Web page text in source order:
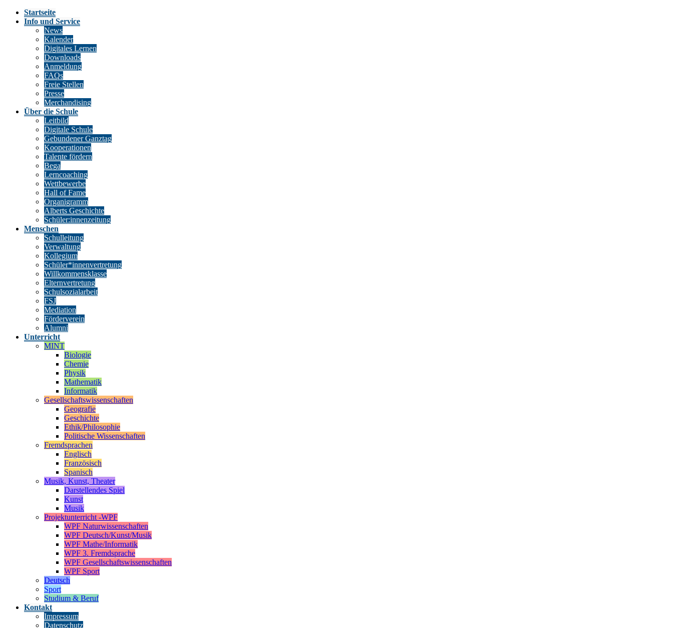
Startseite
Info und Service
News
Kalender
Digitales Lernen
Downloads
Anmeldung
FAQs
Freie Stellen
Presse
Merchandising
Über die Schule
Leitbild
Digitale Schule
Gebundener Ganztag
Kooperationen
Talente fördern
Bega
Lerncoaching
Wettbewerbe
Hall of Fame
Organigramm
Alberts Geschichte
Schüler:innenzeitung
Menschen
Schulleitung
Verwaltung
Kollegium
Schüler*innenvertretung
Willkommensklasse
Elternvertretung
Schulsozialarbeit
FSJ
Mediation
Förderverein
Alumni
Unterricht
MINT
Biologie
Chemie
Physik
Mathematik
Informatik
Gesellschaftswissenschaften
Geografie
Geschichte
Ethik/Philosophie
Politische Wissenschaften
Fremdsprachen
Englisch
Französisch
Spanisch
Musik, Kunst, Theater
Darstellendes Spiel
Kunst
Musik
Projektunterricht -WPF
WPF Naturwissenschaften
WPF Deutsch/Kunst/Musik
WPF Mathe/Informatik
WPF 3. Fremdsprache
WPF Gesellschaftswissenschaften
WPF Sport
Deutsch
Sport
Studium & Beruf
Kontakt
Impressum
Datenschutz